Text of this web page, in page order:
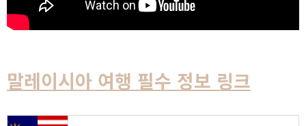
말레이시아 여행 필수 정보 링크